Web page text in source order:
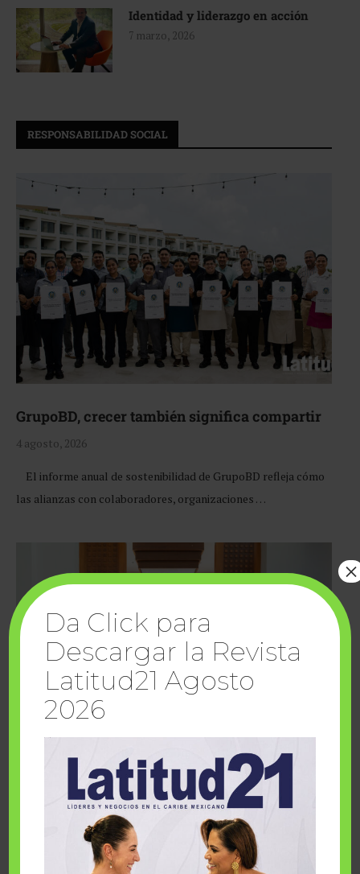
Identidad y liderazgo en acción
7 marzo, 2026
RESPONSABILIDAD SOCIAL
GrupoBD, crecer también significa compartir
4 agosto, 2026
El informe anual de sostenibilidad de GrupoBD refleja cómo
las alianzas con colaboradores, organizaciones …
Cuando la solidaridad inspira; cumplen
sueños Fairmont Mayakoba y Make-A-Wish
Da Click para
Descargar la Revista
Latitud21 Agosto
2026
×